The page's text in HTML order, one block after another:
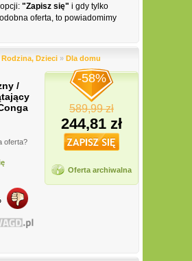
"Zapisz się" i gdy tylko
oferta, to powiadomimy
Rodzina, Dzieci » Dla domu
/
oferta?
-58%
589,99 zł
244,81 zł
Oferta archiwalna